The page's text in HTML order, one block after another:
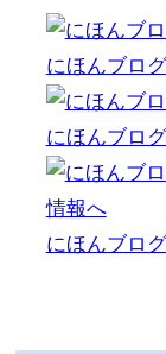
にほんブロ
にほんブロ
にほんブロ